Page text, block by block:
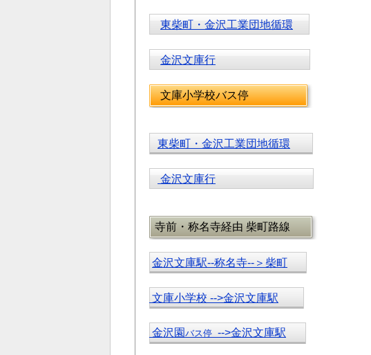
東柴町・金沢工業団地循環
金沢文庫行
文庫小学校バス停
東柴町・金沢工業団地循環
金沢文庫行
寺前・称名寺経由 柴町路線
金沢文庫駅--称名寺--＞柴町
文庫小学校 -->金沢文庫駅
金沢園 バス停 -->金沢文庫駅